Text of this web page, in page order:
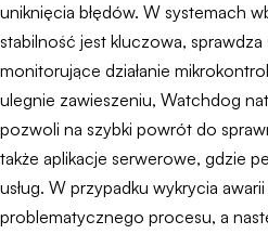
uniknięcia błędów. W systemach
stabilność jest kluczowa, sprawdza
monitorujące działanie
ulegnie zawieszeniu, Watchdog
pozwoli na szybki powrót do
także aplikacje serwerowe, gdzie
usług. W przypadku wykrycia awarii
problematycznego procesu, a